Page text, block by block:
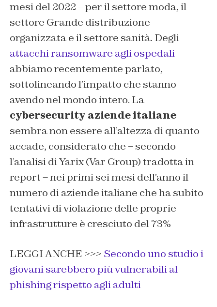
mesi del 2022 – per il settore moda, il
settore Grande distribuzione
organizzata e il settore sanità. Degli
attacchi ransomware agli ospedali
abbiamo recentemente parlato,
sottolineando l’impatto che stanno
avendo nel mondo intero. La
cybersecurity aziende italiane
sembra non essere all’altezza di quanto
accade, considerato che – secondo
l’analisi di Yarix (Var Group) tradotta in
report – nei primi sei mesi dell’anno il
numero di aziende italiane che ha subito
tentativi di violazione delle proprie
infrastrutture è cresciuto del 73%
LEGGI ANCHE >>> Secondo uno studio i
giovani sarebbero più vulnerabili al
phishing rispetto agli adulti